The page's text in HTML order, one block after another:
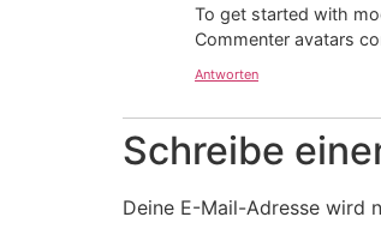
To get started with
Commenter avatars
Antworten
Schreibe
Deine E-Mail-Adresse wird